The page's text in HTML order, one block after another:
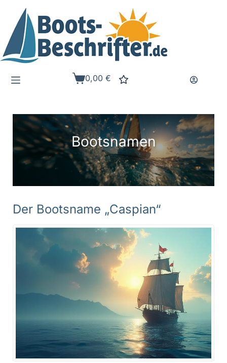
Inhalt
springen
Warenkorb
0,00€
Bootsnamen
Der Bootsname „Caspian“